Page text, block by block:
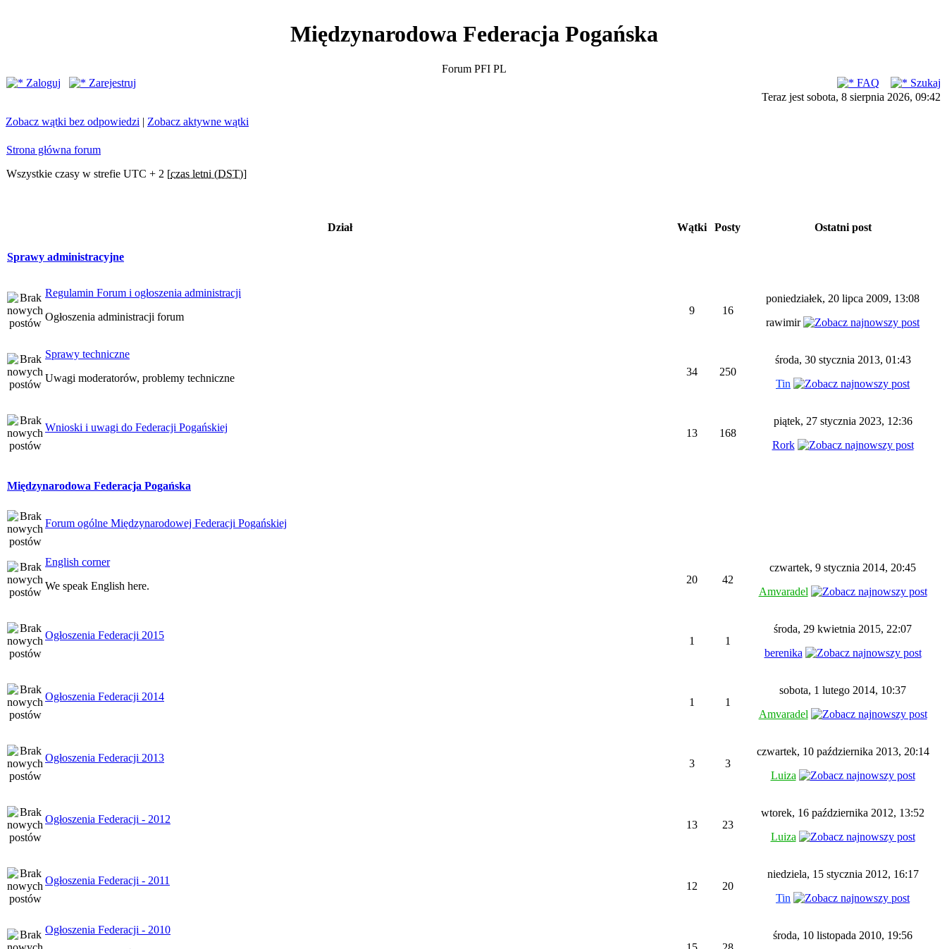
Międzynarodowa Federacja Pogańska
Forum PFI PL
Zaloguj
Zarejestruj FAQ
Szukaj
Teraz jest sobota, 8 sierpnia 2026, 09:42
Zobacz wątki bez odpowiedzi | Zobacz aktywne wątki
Strona główna forum
Wszystkie czasy w strefie UTC + 2 [czas letni (DST)]
Dział Wątki Posty Ostatni post
Sprawy administracyjne
Regulamin Forum i ogłoszenia administracji
Ogłoszenia administracji forum
9 16
poniedziałek, 20 lipca 2009, 13:08
rawimir
Sprawy techniczne
Uwagi moderatorów, problemy techniczne
34 250
środa, 30 stycznia 2013, 01:43
Tin
Wnioski i uwagi do Federacji Pogańskiej 13 168
piątek, 27 stycznia 2023, 12:36
Rork
Międzynarodowa Federacja Pogańska
Forum ogólne Międzynarodowej Federacji Pogańskiej
English corner
We speak English here.
20 42
czwartek, 9 stycznia 2014, 20:45
Amvaradel
Ogłoszenia Federacji 2015 1 1
środa, 29 kwietnia 2015, 22:07
berenika
Ogłoszenia Federacji 2014 1 1
sobota, 1 lutego 2014, 10:37
Amvaradel
Ogłoszenia Federacji 2013 3 3
czwartek, 10 października 2013, 20:14
Luiza
Ogłoszenia Federacji - 2012 13 23
wtorek, 16 października 2012, 13:52
Luiza
Ogłoszenia Federacji - 2011 12 20
niedziela, 15 stycznia 2012, 16:17
Tin
Ogłoszenia Federacji - 2010
środa, 10 listopada 2010, 19:56